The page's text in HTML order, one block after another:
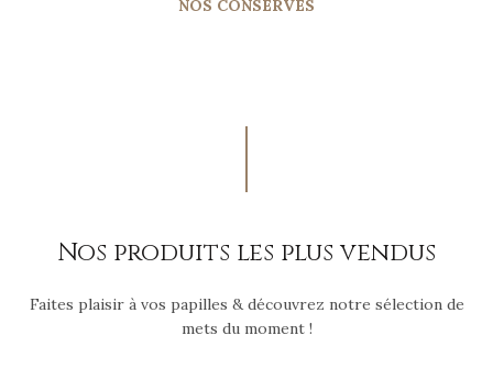
NOS CONSERVES
Nos produits les plus vendus
Faites plaisir à vos papilles & découvrez notre sélection de
mets du moment !